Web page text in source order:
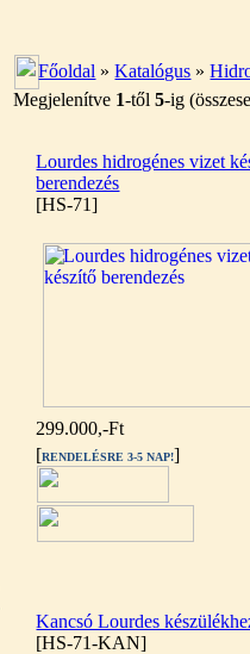
Főoldal »Katalógus »
Megjelenítve 1-től5-ig
Lourdes hidrogénes vizet
berendezés
[HS-71]
299.000,-Ft
[RENDELÉSRE 3-5 NAP!]
Kancsó Lourdes
[HS-71-KAN]